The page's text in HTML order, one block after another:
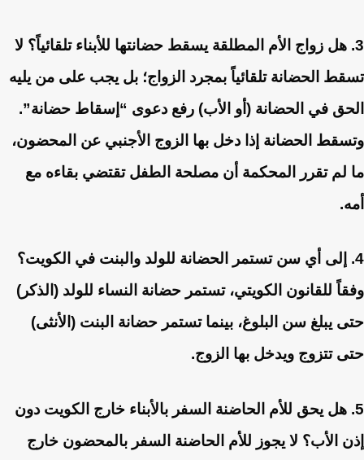
3. هل زواج الأم المطلقة يسقط حضانتها للأبناء تلقائياً؟
لا
تسقط الحضانة تلقائياً بمجرد الزواج؛ بل يجب على من يليه
الحق في الحضانة (أو الأب) رفع دعوى “إسقاط حضانة”.
وتسقط الحضانة إذا دخل بها الزوج الأجنبي عن المحضون،
ما لم تقرر المحكمة أن مصلحة الطفل تقتضي بقاءه مع
أمه.
4. إلى أي سن تستمر الحضانة للولد والبنت في الكويت؟
وفقاً للقانون الكويتي، تستمر حضانة النساء للولد (الذكر)
حتى يبلغ سن البلوغ، بينما تستمر حضانة البنت (الأنثى)
حتى تتزوج ويدخل بها الزوج.
5. هل يحق للأم الحاضنة السفر بالأبناء خارج الكويت دون
إذن الأب؟ لا يجوز للأم الحاضنة السفر بالمحضون خارج